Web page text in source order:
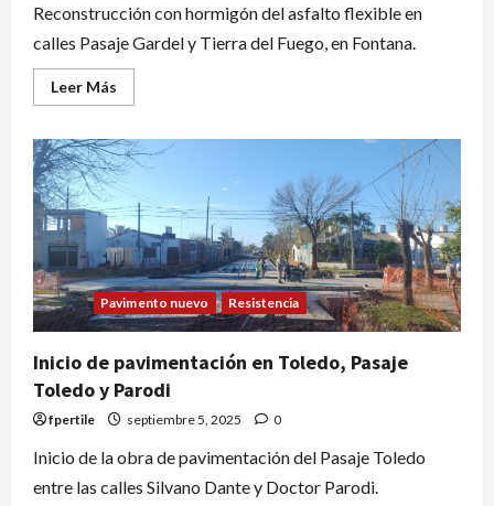
Reconstrucción con hormigón del asfalto flexible en
calles Pasaje Gardel y Tierra del Fuego, en Fontana.
Leer Más
Pavimento nuevo Resistencia
Inicio de pavimentación en Toledo, Pasaje
Toledo y Parodi
fpertile septiembre 5, 2025 0
Inicio de la obra de pavimentación del Pasaje Toledo
entre las calles Silvano Dante y Doctor Parodi.